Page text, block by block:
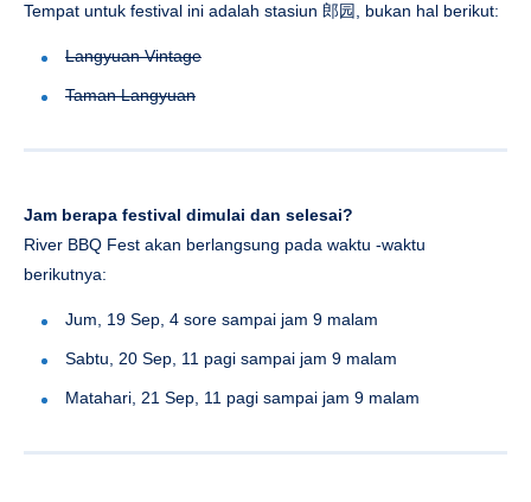
Tempat untuk festival ini adalah stasiun 郎园, bukan hal berikut:
Langyuan Vintage
Taman Langyuan
Jam berapa festival dimulai dan selesai?
River BBQ Fest akan berlangsung pada waktu -waktu
berikutnya:
Jum, 19 Sep, 4 sore sampai jam 9 malam
Sabtu, 20 Sep, 11 pagi sampai jam 9 malam
Matahari, 21 Sep, 11 pagi sampai jam 9 malam